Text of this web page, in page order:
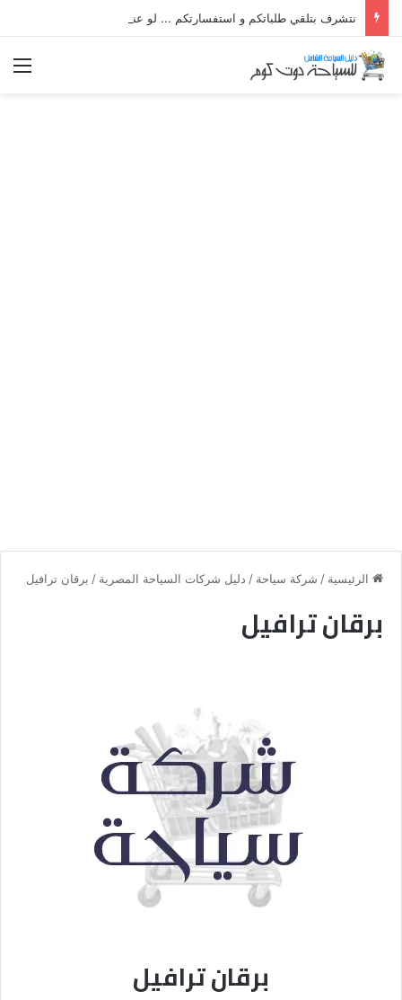
الرئيسية / شركة سياحة / دليل شركات السياحة المصرية / برقان ترافيل
برقان ترافيل
برقان ترافيل